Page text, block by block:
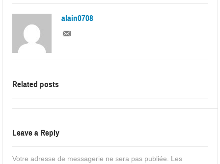
alain0708
Related posts
Leave a Reply
Votre adresse de messagerie ne sera pas publiée.
Les